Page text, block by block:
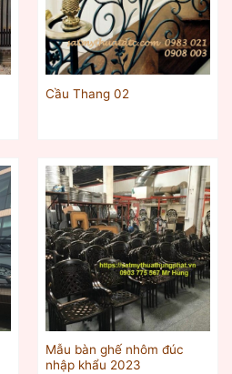
Cầu Thang 02
Mẫu bàn ghế nhôm đúc
nhập khẩu 2023